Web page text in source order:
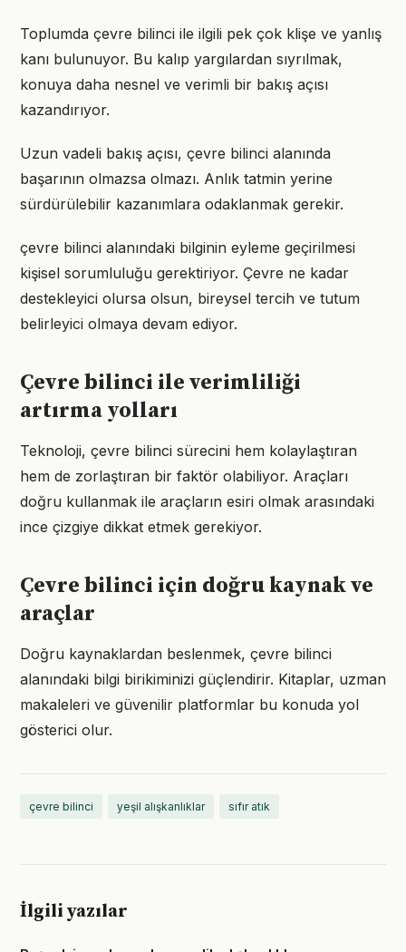
Toplumda çevre bilinci ile ilgili pek çok klişe ve yanlış
kanı bulunuyor. Bu kalıp yargılardan sıyrılmak,
konuya daha nesnel ve verimli bir bakış açısı
kazandırıyor.
Uzun vadeli bakış açısı, çevre bilinci alanında
başarının olmazsa olmazı. Anlık tatmin yerine
sürdürülebilir kazanımlara odaklanmak gerekir.
çevre bilinci alanındaki bilginin eyleme geçirilmesi
kişisel sorumluluğu gerektiriyor. Çevre ne kadar
destekleyici olursa olsun, bireysel tercih ve tutum
belirleyici olmaya devam ediyor.
Çevre bilinci ile verimliliği
artırma yolları
Teknoloji, çevre bilinci sürecini hem kolaylaştıran
hem de zorlaştıran bir faktör olabiliyor. Araçları
doğru kullanmak ile araçların esiri olmak arasındaki
ince çizgiye dikkat etmek gerekiyor.
Çevre bilinci için doğru kaynak ve
araçlar
Doğru kaynaklardan beslenmek, çevre bilinci
alanındaki bilgi birikiminizi güçlendirir. Kitaplar, uzman
makaleleri ve güvenilir platformlar bu konuda yol
gösterici olur.
çevre bilinci yeşil alışkanlıklar sıfır atık
İlgili yazılar